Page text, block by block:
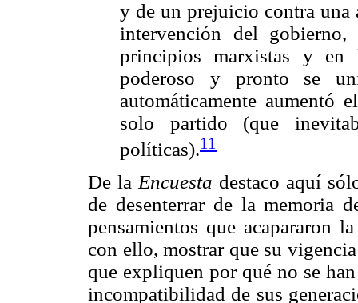
y de un prejuicio contra una
intervención del
principios marxistas y en
poderoso y pronto se
automáticamente
solo partido (que
políticas).11
De laEncuesta destaco aquí
de desenterrar de la memoria
pensamientos que acapararon
con ello, mostrar que su
que expliquen por qué no se
incompatibilidad de sus